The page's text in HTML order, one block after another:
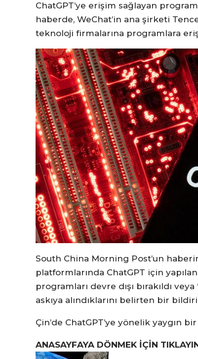
ChatGPT’ye erişim sağlayan
haberde, WeChat’in ana şirketi
teknoloji firmalarına programlara
South China Morning Post’un
platformlarında ChatGPT için
programları devre dışı bırakıldı
askıya alındıklarını belirten bir
Çin’de ChatGPT’ye yönelik yaygın
ANASAYFAYA DÖNMEK İÇİN